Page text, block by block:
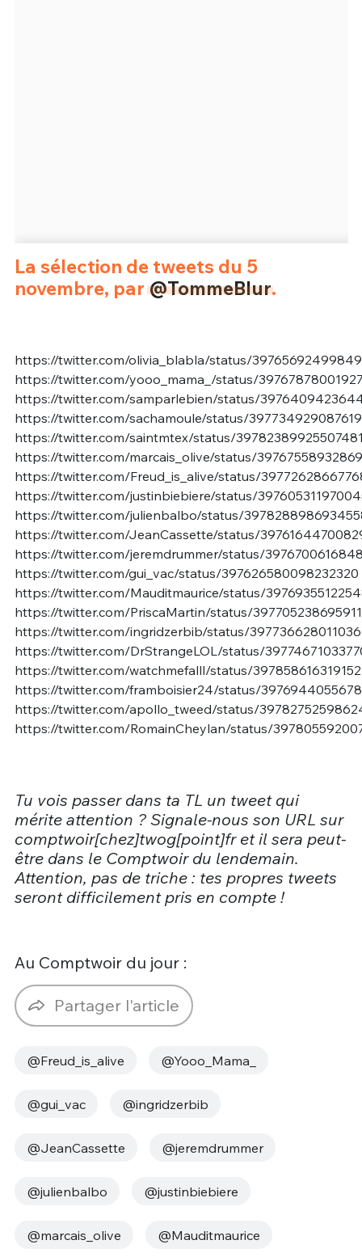
La sélection de tweets du 5
novembre, par@TommeBlur.
https://twitter.com/olivia_blabla/status/
https://twitter.com/yooo_mama_/status/
https://twitter.com/samparlebien/status/
https://twitter.com/sachamoule/status/
https://twitter.com/saintmtex/status/
https://twitter.com/marcais_olive/status/
https://twitter.com/Freud_is_alive/status/
https://twitter.com/justinbiebiere/status/
https://twitter.com/julienbalbo/status/
https://twitter.com/JeanCassette/status/
https://twitter.com/jeremdrummer/status/
https://twitter.com/gui_vac/status/397626580098232320
https://twitter.com/Mauditmaurice/status/
https://twitter.com/PriscaMartin/status/
https://twitter.com/ingridzerbib/status/
https://twitter.com/DrStrangeLOL/status/
https://twitter.com/watchmefalll/status/
https://twitter.com/framboisier24/status/
https://twitter.com/apollo_tweed/status/
https://twitter.com/RomainCheylan/status/
Tu vois passer dans ta TL un tweet qui
mérite attention ? Signale-nous son URL sur
comptwoir[chez]twog[point]fr et il sera peut-
être dans le Comptwoir du lendemain.
Attention, pas de triche : tes propres tweets
seront difficilement pris en compte !
Au Comptwoir du jour :
Partager l'article
@Freud_is_alive @Yooo_Mama_
@gui_vac @ingridzerbib
@JeanCassette @jeremdrummer
@julienbalbo @justinbiebiere
@marcais_olive @Mauditmaurice